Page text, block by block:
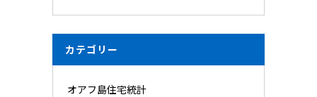
カテゴリー
オアフ島住宅統計